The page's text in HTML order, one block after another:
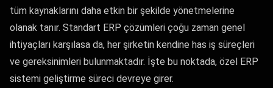
tüm kaynaklarını daha etkin bir şekilde yönetmelerine
olanak tanır. Standart ERP çözümleri çoğu zaman genel
ihtiyaçları karşılasa da, her şirketin kendine has iş süreçleri
ve gereksinimleri bulunmaktadır. İşte bu noktada, özel ERP
sistemi geliştirme süreci devreye girer.